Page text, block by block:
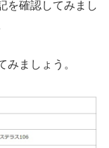
を確認してみまし
ましょう。